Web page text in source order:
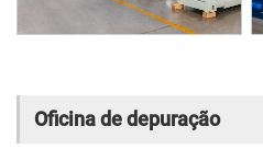
Oficina de depuração